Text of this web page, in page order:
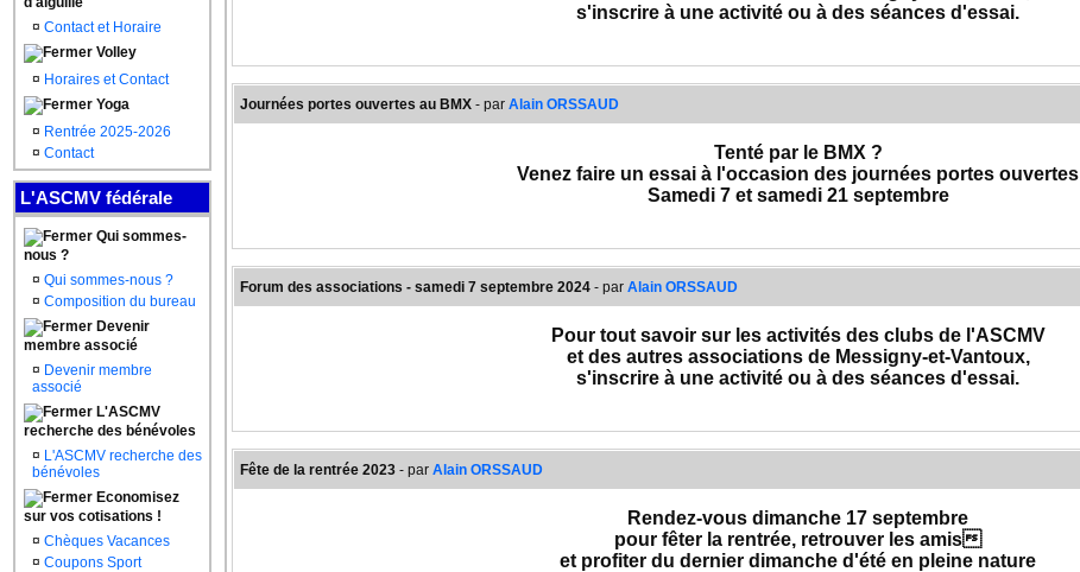
¤ Contact et Horaire
Volley
¤ Horaires et Contact
Yoga
¤ Rentrée 2025-2026
¤ Contact
L'ASCMV fédérale
Qui sommes-
nous ?
¤ Qui sommes-nous ?
¤ Composition du bureau
Devenir
membre associé
¤ Devenir membre
associé
L'ASCMV
recherche des bénévoles
¤ L'ASCMV recherche des
bénévoles
Economisez
sur vos cotisations !
¤ Chèques Vacances
¤ Coupons Sport
s'inscrire à une activité ou à des séances d'essai.
de 14 à 17 heures,
Complexe Roche-Suzon
Journées portes ouvertes au BMX - par Alain ORSSAUD
Tenté par le BMX ?
Venez faire un essai à l'occasion des journées portes ouvertes
Samedi 7 et samedi 21 septembre
Forum des associations - samedi 7 septembre 2024 - par Alain ORSSAUD
Pour tout savoir sur les activités des clubs de l'ASCMV
et des autres associations de Messigny-et-Vantoux,
s'inscrire à une activité ou à des séances d'essai.
de 14 à 17 heures,
Complexe Roche-Suzon
Fête de la rentrée 2023 - par Alain ORSSAUD
Rendez-vous dimanche 17 septembre
pour fêter la rentrée, retrouver les amis
et profiter du dernier dimanche d'été en pleine nature